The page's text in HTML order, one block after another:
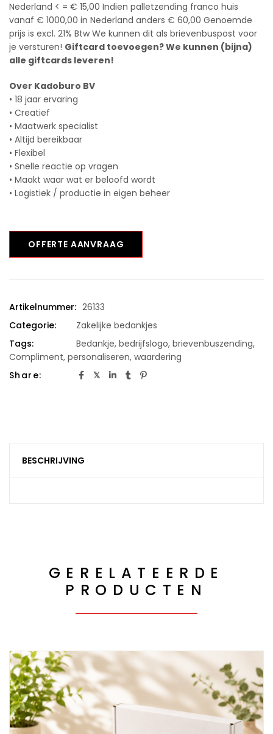
Nederland < = € 15,00 Indien palletzending franco huis
vanaf € 1000,00 in Nederland anders € 60,00 Genoemde
prijs is excl. 21% Btw We kunnen dit als brievenbuspost voor
je versturen! Giftcard toevoegen? We kunnen (bijna)
alle giftcards leveren!
Over Kadoburo BV
• 18 jaar ervaring
• Creatief
• Maatwerk specialist
• Altijd bereikbaar
• Flexibel
• Snelle reactie op vragen
• Maakt waar wat er beloofd wordt
• Logistiek / productie in eigen beheer
OFFERTE AANVRAAG
Artikelnummer: 26133
Categorie:
Zakelijke bedankjes
Tags:
Bedankje, bedrijfslogo, brievenbuszending,
Compliment, personaliseren, waardering
Share:
BESCHRIJVING
GERELATEERDE
PRODUCTEN